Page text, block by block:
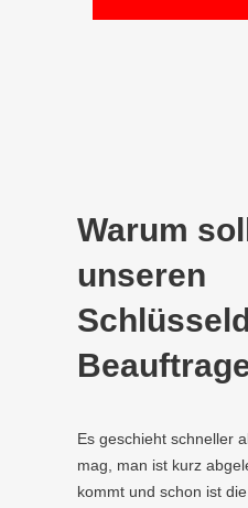
Warum
unseren
Es geschieht schneller
mag, man ist kurz
kommt und schon ist